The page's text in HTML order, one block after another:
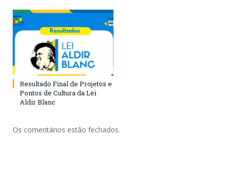
Resultado Final de Projetos e
Pontos de Cultura da Lei
Aldir Blanc
Os comentários estão fechados.